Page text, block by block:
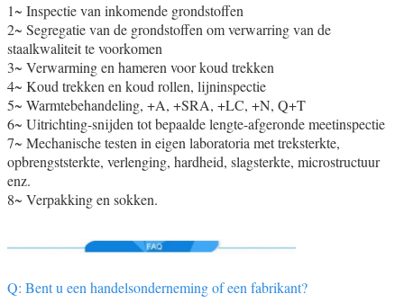
1~ Inspectie van inkomende grondstoffen
2~ Segregatie van de grondstoffen om verwarring van de
staalkwaliteit te voorkomen
3~ Verwarming en hameren voor koud trekken
4~ Koud trekken en koud rollen, lijninspectie
5~ Warmtebehandeling, +A, +SRA, +LC, +N, Q+T
6~ Uitrichting-snijden tot bepaalde lengte-afgeronde meetinspectie
7~ Mechanische testen in eigen laboratoria met treksterkte,
opbrengststerkte, verlenging, hardheid, slagsterkte, microstructuur
enz.
8~ Verpakking en sokken.
Q: Bent u een handelsonderneming of een fabrikant?